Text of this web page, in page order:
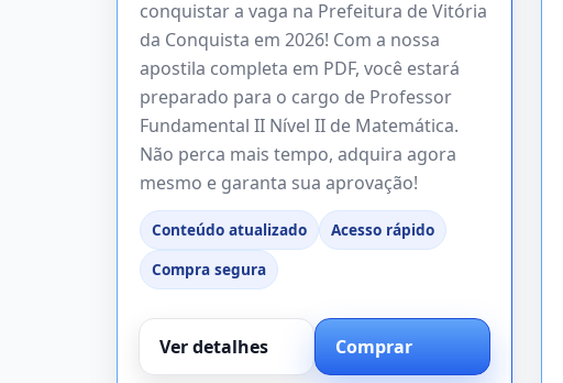
conquistar a vaga na Prefeitura de Vitória
da Conquista em 2026! Com a nossa
apostila completa em PDF, você estará
preparado para o cargo de Professor
Fundamental II Nível II de Matemática.
Não perca mais tempo, adquira agora
mesmo e garanta sua aprovação!
Conteúdo atualizado
Acesso rápido
Compra segura
Ver detalhes Comprar